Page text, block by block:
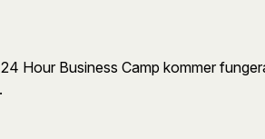
Hour Business Camp kommer